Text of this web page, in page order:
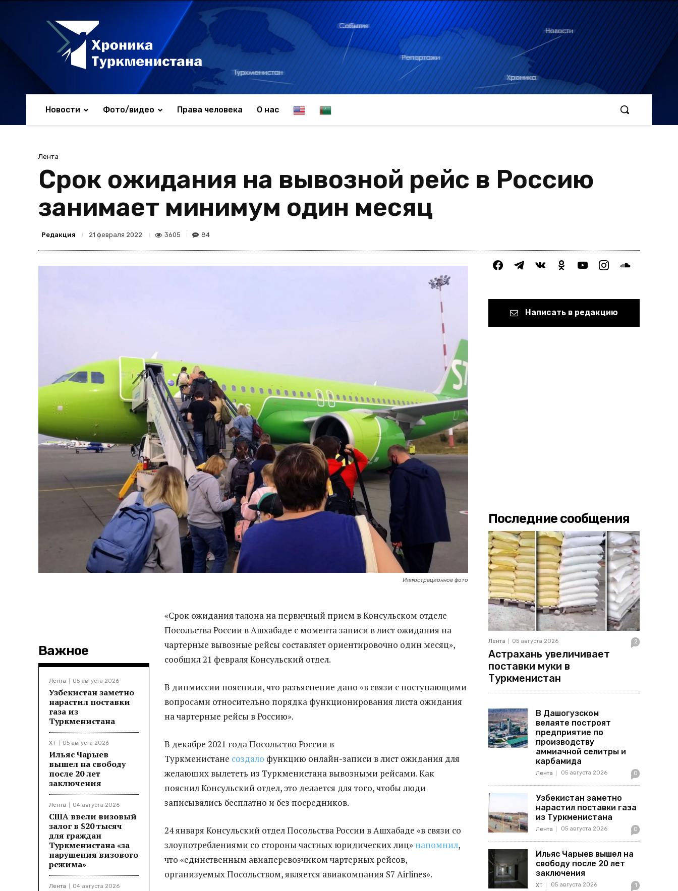
Новости Фото/видео Права человека О нас E
l
T
k
Лента
Срок ожидания на вывозной рейс в Россию
занимает минимум один месяц
Редакция 21 февраля 2022 3605 84
Иллюстрационное фото
Важное
Лента 05 августа 2026
Узбекистан заметно
нарастил поставки
газа из
Туркменистана
ХТ 05 августа 2026
Ильяс Чарыев
вышел на свободу
после 20 лет
заключения
Лента 04 августа 2026
США ввели визовый
залог в $20 тысяч
для граждан
Туркменистана «за
нарушения визового
режима»
Лента 04 августа 2026
«Срок ожидания талона на первичный прием в Консульском отделе
Посольства России в Ашхабаде с момента записи в лист ожидания на
чартерные вывозные рейсы составляет ориентировочно один месяц»,
сообщил 21 февраля Консульский отдел.
В дипмиссии пояснили, что разъяснение дано «в связи с поступающими
вопросами относительно порядка функционирования листа ожидания
на чартерные рейсы в Россию».
В декабре 2021 года Посольство России в
Туркменистане создало функцию онлайн-записи в лист ожидания для
желающих вылететь из Туркменистана вывозными рейсами. Как
пояснил Консульский отдел, это делается для того, чтобы люди
записывались бесплатно и без посредников.
24 января Консульский отдел Посольства России в Ашхабаде «в связи со
злоупотреблениями со стороны частных юридических лиц» напомнил,
что «единственным авиаперевозчиком чартерных рейсов,
организуемых Посольством, является авиакомпания S7 Airlines».
facebooktelegramvkontakteodnoklassniki
youtubeinstagramsoundcloud
Написать в редакцию
Последние сообщения
Лента 05 августа 2026 2
Астрахань увеличивает
поставки муки в
Туркменистан
В Дашогузском
велаяте построят
предприятие по
производству
аммиачной селитры и
карбамида
Лента 05 августа 2026 0
Узбекистан заметно
нарастил поставки газа
из Туркменистана
Лента 05 августа 2026 0
Ильяс Чарыев вышел на
свободу после 20 лет
заключения
ХТ 05 августа 2026 1